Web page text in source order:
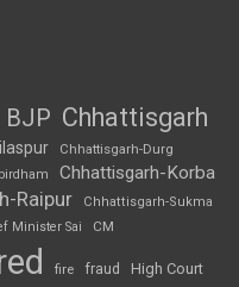
BJP Chhattisgarh
Chhattisgarh-Durg
Chhattisgarh-Korba
Raipur
Chhattisgarh-Sukma
Minister Sai CM
fire fraud High Court